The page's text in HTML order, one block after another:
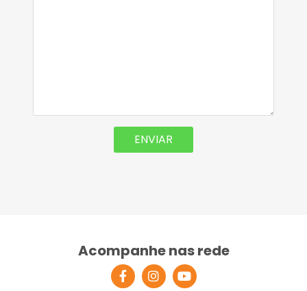
Acompanhe nas rede